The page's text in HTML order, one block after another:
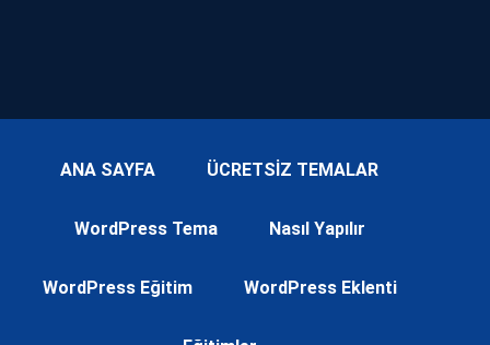
ANA SAYFA ÜCRETSİZ TEMALAR
WordPress Tema Nasıl Yapılır
WordPress Eğitim WordPress Eklenti